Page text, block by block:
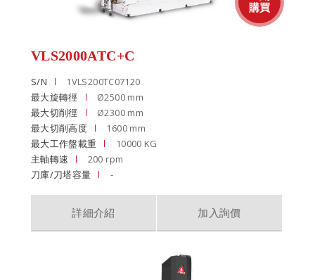
VLS2000ATC+C
S/N
1VLS200TC07120
最大旋轉徑
Ø2500 mm
最大切削徑
Ø2300 mm
最大切削高度
1600 mm
最大工作盤載重
10000 KG
主軸轉速
200 rpm
刀庫/刀塔容量
-
詳細介紹 加入詢價